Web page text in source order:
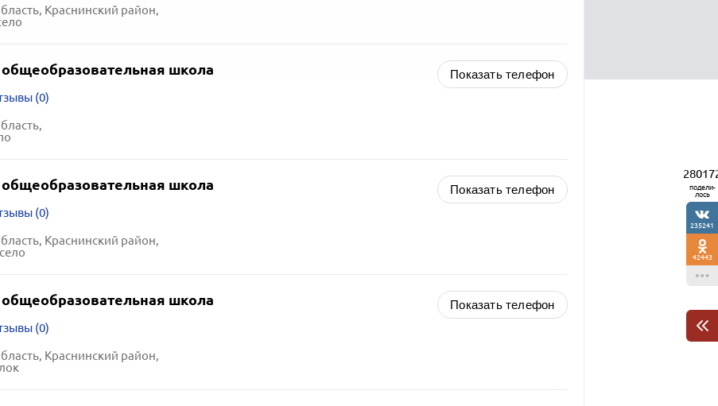
Краснинский район,
школа
(0)
Показать телефон
школа
(0)
Краснинский район,
Показать телефон
школа
(0)
Краснинский район,
Показать телефон
подели-
лось
235241
42443